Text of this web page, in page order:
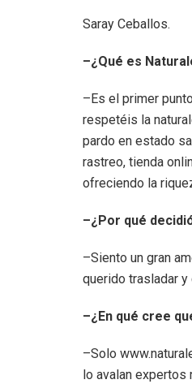
Saray Ceballos.
–¿Qué es
–Es el primer
respetéis la
pardo en estado
rastreo, tienda
ofreciendo la
–¿Por qué
–Siento un gran
querido trasladar
–¿En qué cree
–Solo
lo avalan